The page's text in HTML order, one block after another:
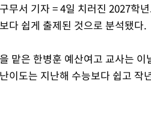
무서 기자 = 4일 치러진 2027학
다 쉽게 출제된 것으로 분석됐다.
맡은 한병훈 예산여고 교사는
이도는 지난해 수능보다 쉽고